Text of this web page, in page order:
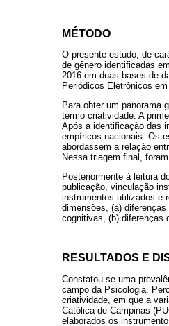
MÉTODO
O presente estudo, de
de gênero identificadas
2016 em duas bases de
Periódicos Eletrônicos
Para obter um panorama
termo criatividade. A
Após a identificação das
empíricos nacionais. Os
abordassem a relação
Nessa triagem final,
Posteriormente à leitura
publicação, vinculação
instrumentos utilizados e
dimensões, (a)
cognitivas, (b) diferenças
RESULTADOS E
Constatou-se uma
campo da Psicologia.
criatividade, em que a
Católica de Campinas
elaborados os